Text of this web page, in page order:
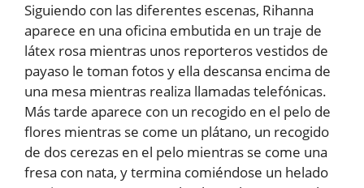
Siguiendo con las diferentes escenas, Rihanna
aparece en una oficina embutida en un traje de
látex rosa mientras unos reporteros vestidos de
payaso le toman fotos y ella descansa encima de
una mesa mientras realiza llamadas telefónicas.
Más tarde aparece con un recogido en el pelo de
flores mientras se come un plátano, un recogido
de dos cerezas en el pelo mientras se come una
fresa con nata, y termina comiéndose un helado